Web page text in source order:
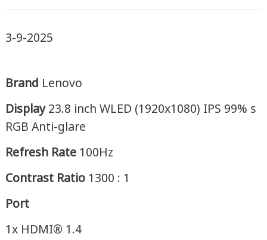
3-9-2025
Brand Lenovo
Display23.8 inch WLED (1920x1080) IPS 99% s
RGB Anti-glare
Refresh Rate 100Hz
Contrast Ratio 1300 : 1
Port
1x HDMI® 1.4